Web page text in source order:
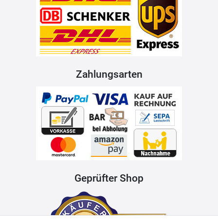
Zahlungsarten
Geprüfter Shop